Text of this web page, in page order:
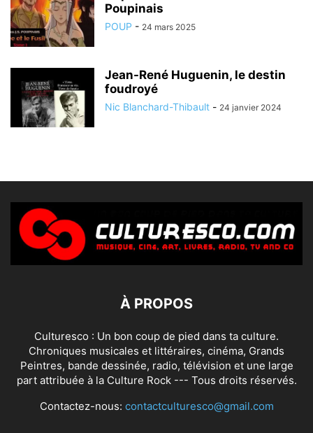
Poupinais
POUP - 24 mars 2025
Jean-René Huguenin, le destin
foudroyé
Nic Blanchard-Thibault - 24 janvier 2024
À PROPOS
Culturesco : Un bon coup de pied dans ta culture.
Chroniques musicales et littéraires, cinéma, Grands
Peintres, bande dessinée, radio, télévision et une large
part attribuée à la Culture Rock --- Tous droits réservés.
Contactez-nous: contactculturesco@gmail.com